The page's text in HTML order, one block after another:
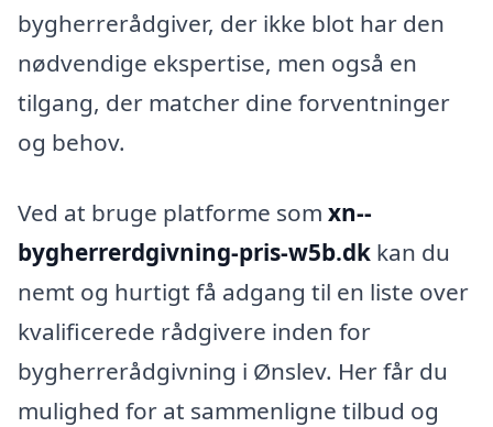
bygherrerådgiver, der ikke blot har den
nødvendige ekspertise, men også en
tilgang, der matcher dine forventninger
og behov.
Ved at bruge platforme som xn--
bygherrerdgivning-pris-w5b.dk kan du
nemt og hurtigt få adgang til en liste over
kvalificerede rådgivere inden for
bygherrerådgivning i Ønslev. Her får du
mulighed for at sammenligne tilbud og